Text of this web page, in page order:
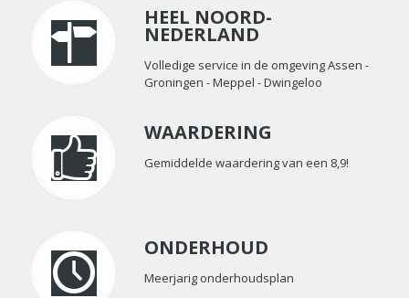
HEEL NOORD-
NEDERLAND
Volledige service in de omgeving Assen -
Groningen - Meppel - Dwingeloo
WAARDERING
Gemiddelde waardering van een 8,9!
ONDERHOUD
Meerjarig onderhoudsplan